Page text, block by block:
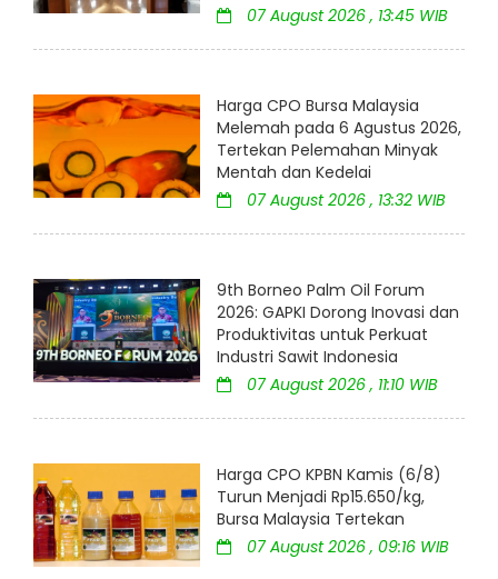
07 August 2026 , 13:45 WIB
Harga CPO Bursa Malaysia
Melemah pada 6 Agustus 2026,
Tertekan Pelemahan Minyak
Mentah dan Kedelai
07 August 2026 , 13:32 WIB
9th Borneo Palm Oil Forum
2026: GAPKI Dorong Inovasi dan
Produktivitas untuk Perkuat
Industri Sawit Indonesia
07 August 2026 , 11:10 WIB
Harga CPO KPBN Kamis (6/8)
Turun Menjadi Rp15.650/kg,
Bursa Malaysia Tertekan
07 August 2026 , 09:16 WIB